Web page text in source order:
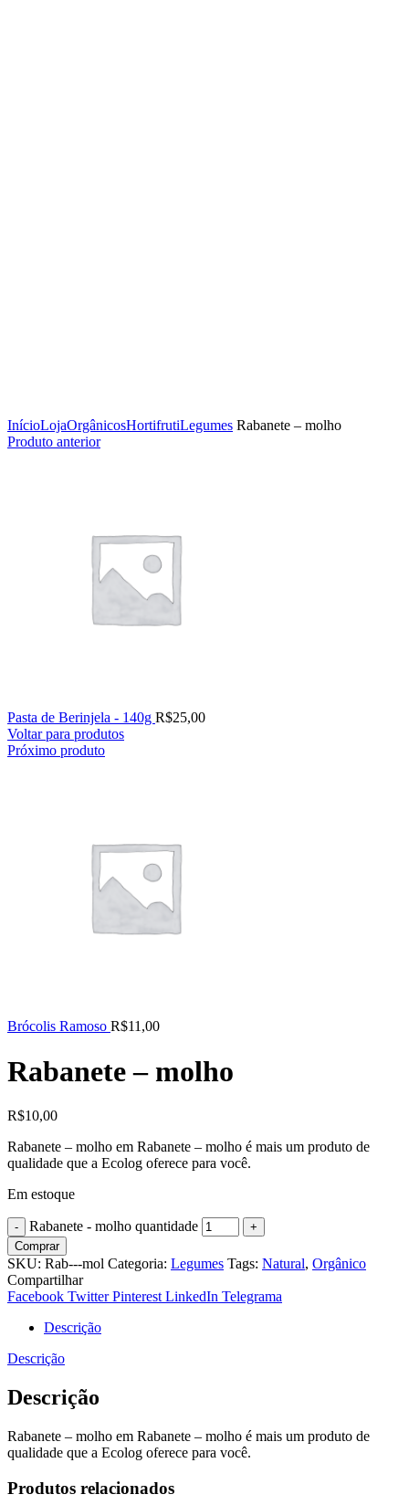
InícioLojaOrgânicosHortifrutiLegumes Rabanete – molho
Produto anterior
Pasta de Berinjela - 140g R$25,00
Voltar para produtos
Próximo produto
Brócolis Ramoso R$11,00
Rabanete – molho
R$10,00
Rabanete – molho em Rabanete – molho é mais um produto de
qualidade que a Ecolog oferece para você.
Em estoque
Rabanete - molho quantidade
Comprar
SKU: Rab---mol Categoria: Legumes Tags: Natural, Orgânico
Compartilhar
Facebook Twitter Pinterest LinkedIn Telegrama
Descrição
Descrição
Descrição
Rabanete – molho em Rabanete – molho é mais um produto de
qualidade que a Ecolog oferece para você.
Produtos relacionados